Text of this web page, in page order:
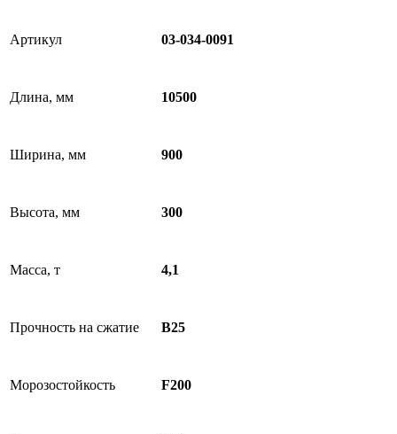
Артикул 03-034-0091
Длина, мм 10500
Ширина, мм 900
Высота, мм 300
Масса, т 4,1
Прочность на сжатие B25
Морозостойкость F200